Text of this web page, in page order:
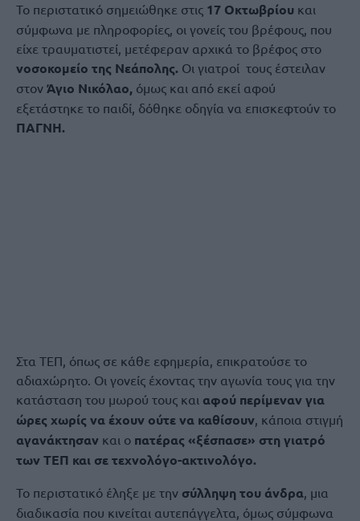
Το περιστατικό σημειώθηκε στις 17 Οκτωβρίου και
σύμφωνα με πληροφορίες, οι γονείς του βρέφους, που
είχε τραυματιστεί, μετέφεραν αρχικά το βρέφος στο
νοσοκομείο της Νεάπολης. Οι γιατροί τους έστειλαν
στον Άγιο Νικόλαο, όμως και από εκεί αφού
εξετάστηκε το παιδί, δόθηκε οδηγία να επισκεφτούν το
ΠΑΓΝΗ.
Στα ΤΕΠ, όπως σε κάθε εφημερία, επικρατούσε το
αδιαχώρητο. Οι γονείς έχοντας την αγωνία τους για την
κατάσταση του μωρού τους και αφού περίμεναν για
ώρες χωρίς να έχουν ούτε να καθίσουν, κάποια στιγμή
αγανάκτησαν και ο πατέρας «ξέσπασε» στη γιατρό
των ΤΕΠ και σε τεχνολόγο-ακτινολόγο.
Το περιστατικό έληξε με την σύλληψη του άνδρα, μια
διαδικασία που κινείται αυτεπάγγελτα, όμως σύμφωνα